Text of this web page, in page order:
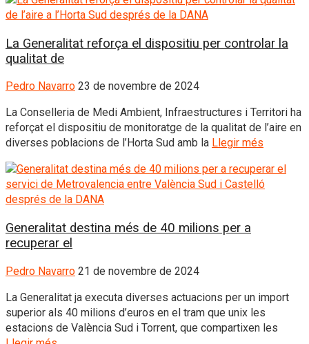
La Generalitat reforça el dispositiu per controlar la
qualitat de
Pedro Navarro 23 de novembre de 2024
La Conselleria de Medi Ambient, Infraestructures i Territori ha
reforçat el dispositiu de monitoratge de la qualitat de l’aire en
diverses poblacions de l’Horta Sud amb la Llegir més
Generalitat destina més de 40 milions per a
recuperar el
Pedro Navarro 21 de novembre de 2024
La Generalitat ja executa diverses actuacions per un import
superior als 40 milions d’euros en el tram que unix les
estacions de València Sud i Torrent, que compartixen les